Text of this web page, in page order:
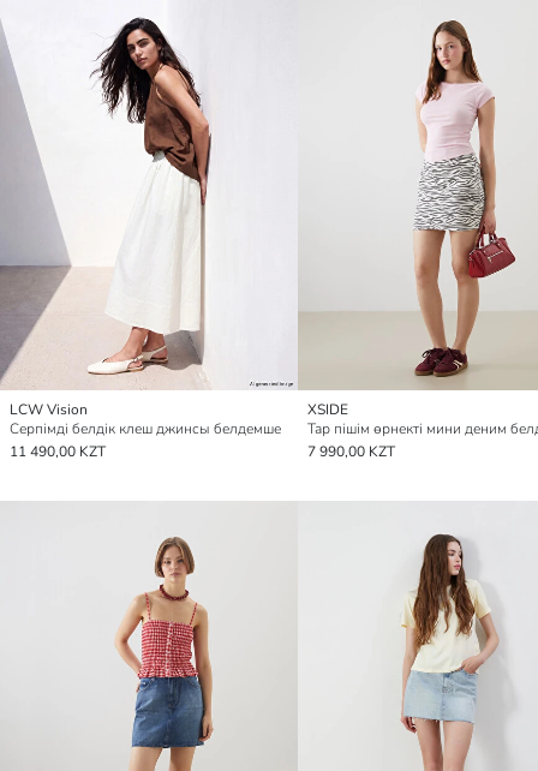
LCW Vision
Серпімді белдік клеш джинсы белдемше
11 490,00 KZT
XSIDE
Тар пішім өрнекті мини деним
7 990,00 KZT